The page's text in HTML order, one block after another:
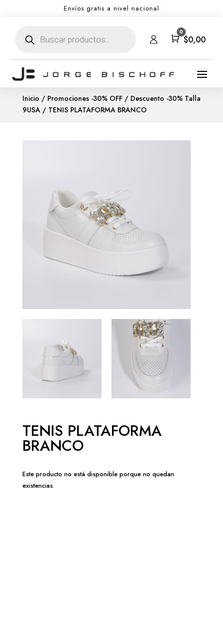
Envíos gratis a nivel nacional
productos Carro
0
$0,00
Inicio / Promociones -30% OFF/ Descuento -30% Talla
9USA/ TENIS PLATAFORMA BRANCO
TENIS PLATAFORMA
BRANCO
Este producto no está disponible porque no quedan
existencias.